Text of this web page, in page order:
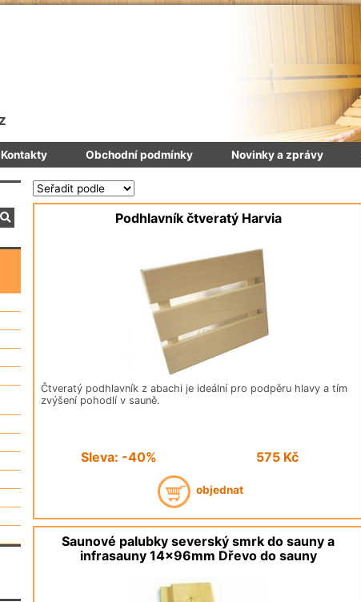
Kontakty Obchodní podmínky Novinky a zprávy
Podhlavník čtveratý Harvia
Čtveratý podhlavník z abachi je ideální pro podpěru hlavy a tím
zvýšení pohodlí v sauně.
Sleva: -40% 575 Kč
objednat
Saunové palubky severský smrk do sauny a
infrasauny 14x96mm Dřevo do sauny